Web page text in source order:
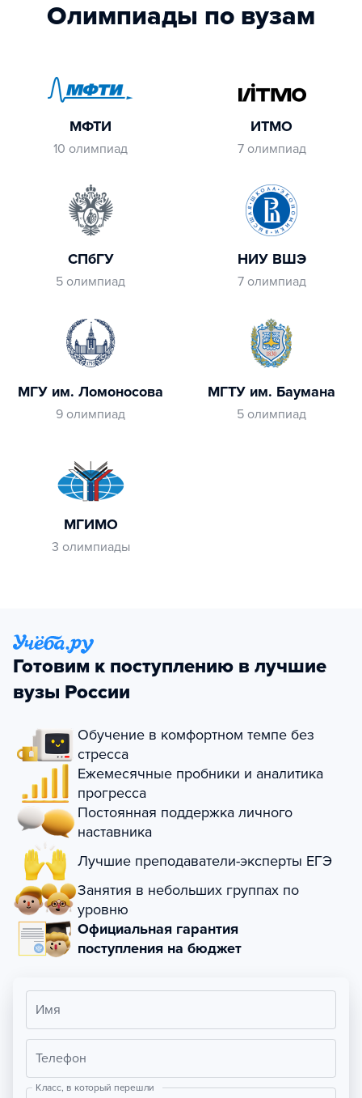
Олимпиады по вузам
МФТИ
10 олимпиад
ИТМО
7 олимпиад
СПбГУ
5 олимпиад
НИУ ВШЭ
7 олимпиад
МГУ им. Ломоносова
9 олимпиад
МГТУ им. Баумана
5 олимпиад
МГИМО
3 олимпиады
Готовим к поступлению в лучшие
вузы России
Обучение в комфортном темпе без
стресса
Ежемесячные пробники и аналитика
прогресса
Постоянная поддержка личного
наставника
Лучшие преподаватели-эксперты ЕГЭ
Занятия в небольших группах по
уровню
Официальная гарантия
поступления на бюджет
Имя
Телефон
Класс, в который перешли